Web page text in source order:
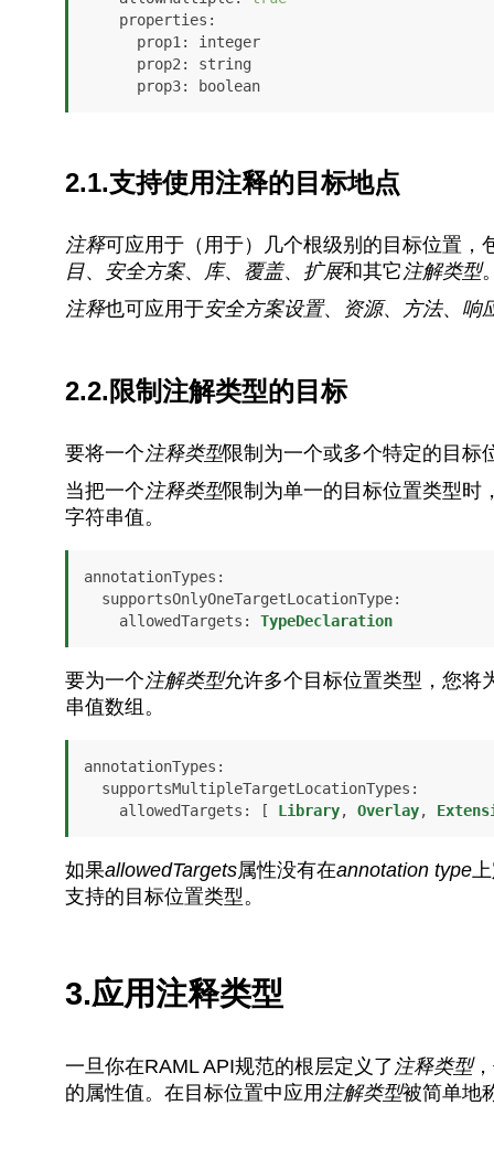
properties :
prop1 : integer
prop2 : string
prop3: boolean
2.1.支持使用注释的目标地点
注释可应用于（用于）几个根级别的目标位置，
目、 安全方案、 库、 覆盖、 扩展和其它 注解类型
注释也可应用于安全方案设置、 资源、 方法、 响
2.2.限制注解类型的目标
要将一个注释类型限制为一个或多个特定的目标
当把一个注释类型限制为单一的目标位置类型时
字符串值。
annotationTypes :
supportsOnlyOneTargetLocationType:
allowedTargets : TypeDeclaration
要为一个注解类型允许多个目标位置类型，您将
串值数组。
annotationTypes :
supportsMultipleTargetLocationTypes :
allowedTargets : [ Library, Overlay,
如果allowedTargets属性没有在annotation type
支持的目标位置类型。
3.应用注释类型
一旦你在RAML API规范的根层定义了 注释类型
的属性值。在目标位置中应用 注解类型被简单地